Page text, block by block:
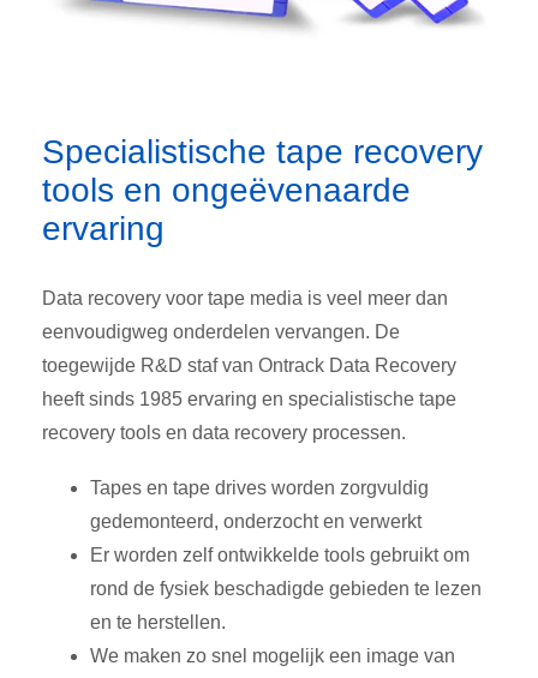
Specialistische tape recovery
tools en ongeëvenaarde
ervaring
Data recovery voor tape media is veel meer dan
eenvoudigweg onderdelen vervangen. De
toegewijde R&D staf van Ontrack Data Recovery
heeft sinds 1985 ervaring en specialistische tape
recovery tools en data recovery processen.
Tapes en tape drives worden zorgvuldig
gedemonteerd, onderzocht en verwerkt
Er worden zelf ontwikkelde tools gebruikt om
rond de fysiek beschadigde gebieden te lezen
en te herstellen.
We maken zo snel mogelijk een image van